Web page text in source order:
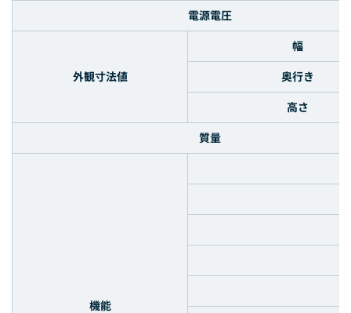
電源電圧
外観寸法値
幅
奥行き
高さ
質量
機能